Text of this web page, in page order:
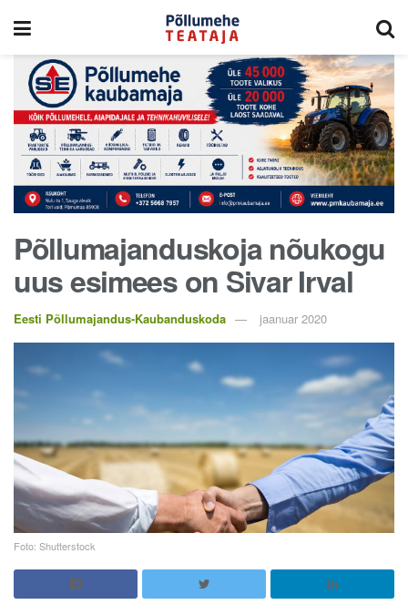
Põllumajanduskoja nõukogu
uus esimees on Sivar Irval
Eesti Põllumajandus-Kaubanduskoda jaanuar 2020
Foto: Shutterstock